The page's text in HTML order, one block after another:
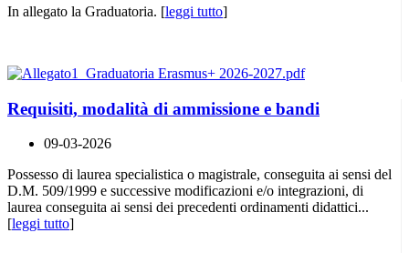
In allegato la Graduatoria. [leggi tutto]
Requisiti, modalità di ammissione e bandi
09-03-2026
Possesso di laurea specialistica o magistrale, conseguita ai sensi del
D.M. 509/1999 e successive modificazioni e/o integrazioni, di
laurea conseguita ai sensi dei precedenti ordinamenti didattici...
[leggi tutto]